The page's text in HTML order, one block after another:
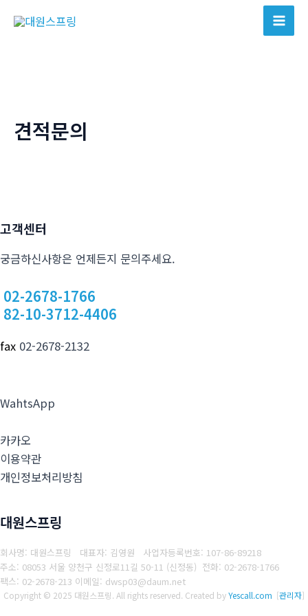
Main
견적문의
고객센터
궁금하신사항은 언제든지 문의주세요.
02-2678-1766
82-10-3712-4406
fax 02-2678-2132
WahtsApp
카카오
이용약관
개인정보처리방침
대원스프링
회사명: 대원스프링 대표자: 김영원 사업자등록번호: 107-86-89218
주소: 08053 서울 양천구 신정로11길 50-11 (신정동) 전화: 02-2678-1766
팩스: 02-2678-213 이메일: dwsp03@daum.net
Copyright © 2025 대원스프링. All rights reserved. Created byYescall.com [관리자]